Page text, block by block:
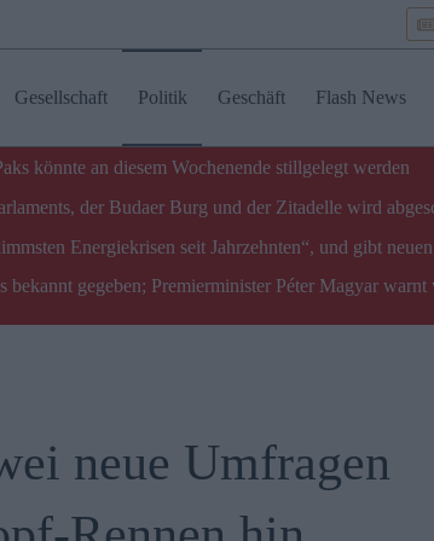
Gesellschaft Politik Geschäft Flash News
könnte an diesem Wochenende stillgelegt werden
der Budaer Burg und der Zitadelle wird
Energiekrisen seit Jahrzehnten“, und gibt
gegeben; Premierminister Péter Magyar
neue Umfragen